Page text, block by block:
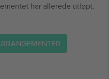
har allerede utløpt.